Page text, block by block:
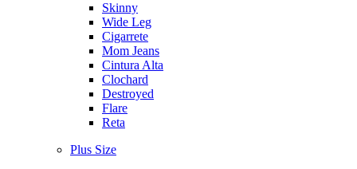
Skinny
Wide Leg
Cigarrete
Mom Jeans
Cintura Alta
Clochard
Destroyed
Flare
Reta
Plus Size